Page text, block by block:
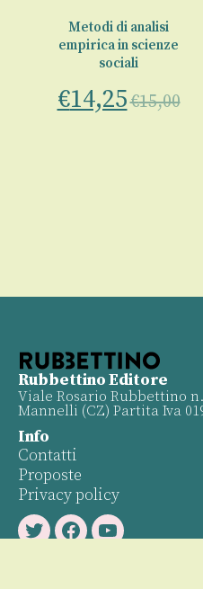
Metodi di analisi
empirica in scienze
sociali
€14,25€15,00
Rubbettino Editore
Viale Rosario Rubbettino n.
Mannelli (CZ) Partita Iva
Info
Contatti
Proposte
Privacy policy
TwitterFacebookYoutube